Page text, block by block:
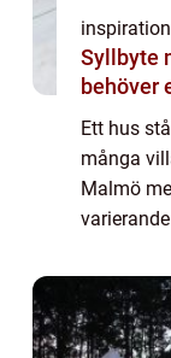
inspiration
Syllbyte malmö
behöver
Ett hus
många
Malmö
Malmö